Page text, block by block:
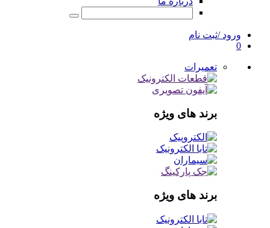
ورود /ثبت نام
0
تعمیرات
برند های ویژه
برند های ویژه